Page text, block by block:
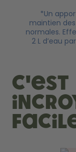
*Un
maintien
normales.
2 L d’eau
c'est